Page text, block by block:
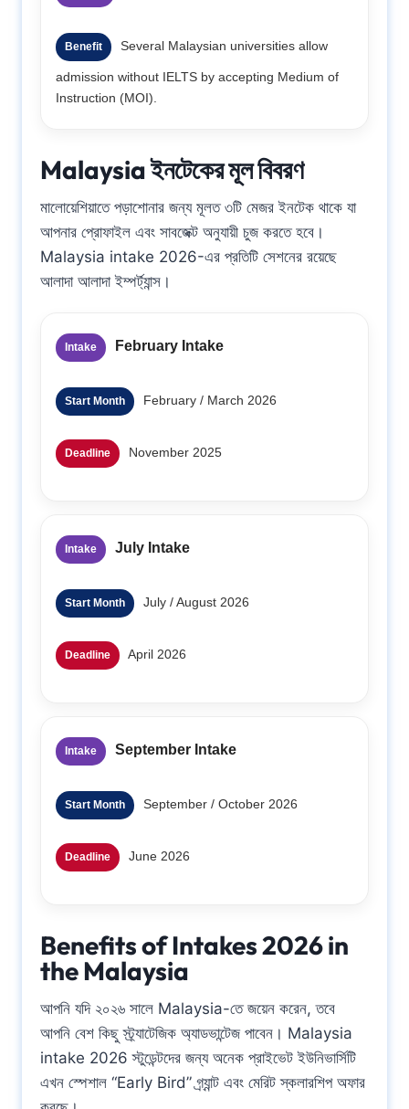
Benefit Several Malaysian universities allow
admission without IELTS by accepting Medium of
Instruction (MOI).
Malaysia ইনটেকের মূল বিবরণ
মালোয়েশিয়াতে পড়াশোনার জন্য মূলত ৩টি মেজর ইনটেক থাকে যা
আপনার প্রোফাইল এবং সাবজেক্ট অনুযায়ী চুজ করতে হবে।
Malaysia intake 2026-এর প্রতিটি সেশনের রয়েছে
আলাদা আলাদা ইম্পর্ট্যান্স।
Intake February Intake
Start Month February / March 2026
Deadline November 2025
Intake July Intake
Start Month July / August 2026
Deadline April 2026
Intake September Intake
Start Month September / October 2026
Deadline June 2026
Benefits of Intakes 2026 in
the Malaysia
আপনি যদি ২০২৬ সালে Malaysia-তে জয়েন করেন, তবে
আপনি বেশ কিছু স্ট্র্যাটেজিক অ্যাডভান্টেজ পাবেন। Malaysia
intake 2026 স্টুডেন্টদের জন্য অনেক প্রাইভেট ইউনিভার্সিটি
এখন স্পেশাল “Early Bird” গ্র্যান্ট এবং মেরিট স্কলারশিপ অফার